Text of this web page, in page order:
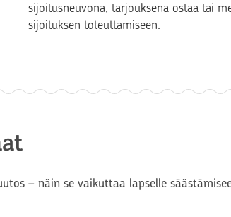
sijoitusneuvona, tarjouksena ostaa tai
sijoituksen toteuttamiseen.
– näin se vaikuttaa lapselle